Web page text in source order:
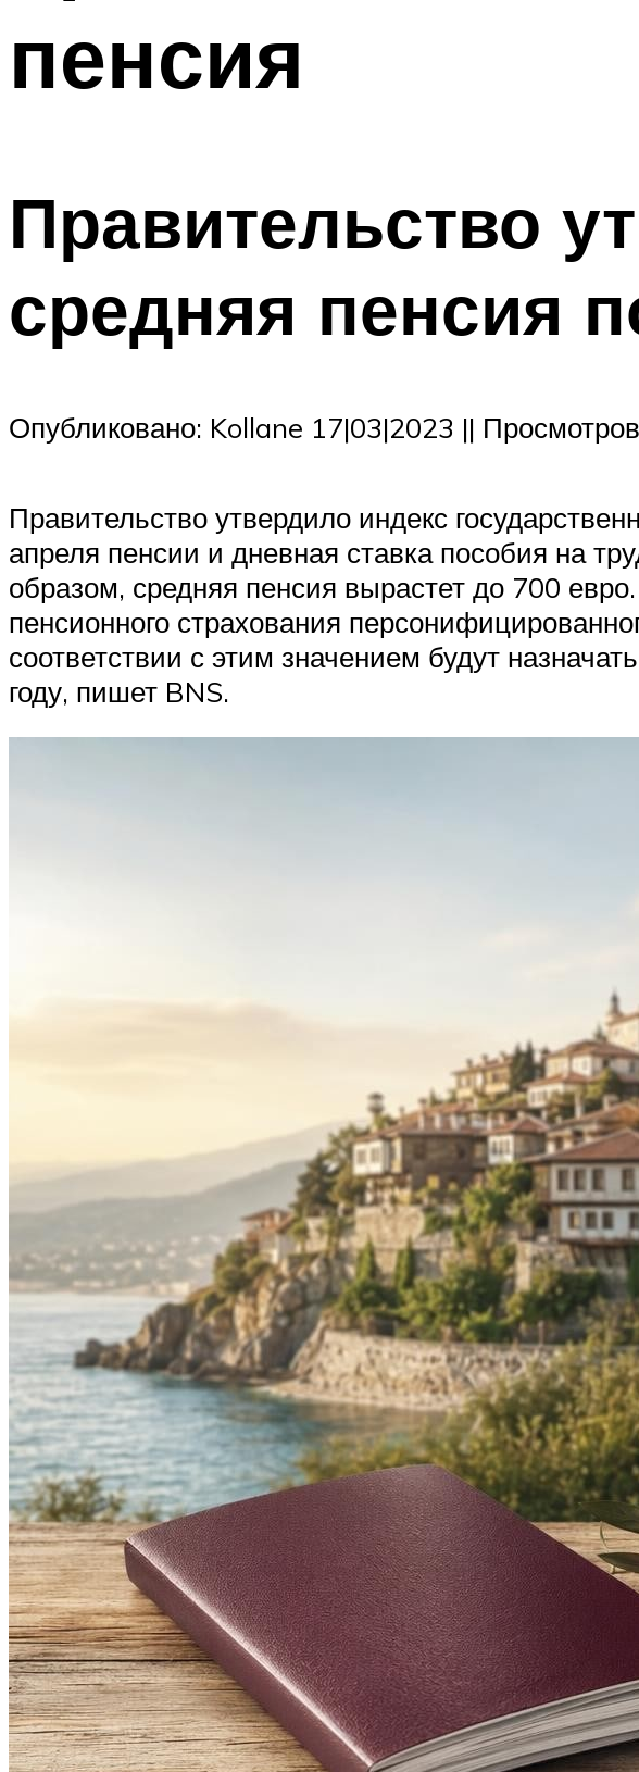
пенсия
Правительство
средняя пенсия
Опубликовано: Kollane 17|03|2023 ||
Правительство утвердило индекс
апреля пенсии и дневная ставка пособия на
образом, средняя пенсия вырастет до 700
пенсионного страхования
соответствии с этим значением будут
году, пишет BNS.